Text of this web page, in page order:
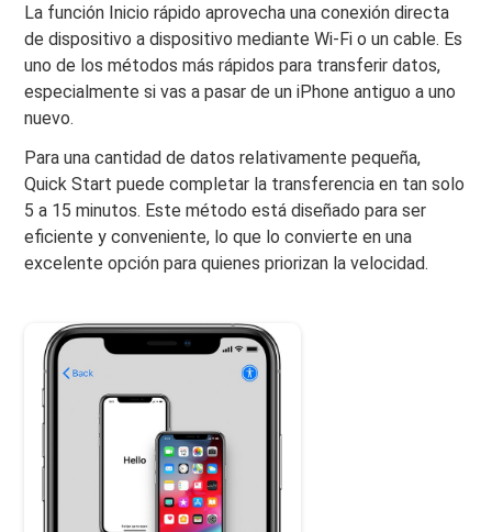
La función Inicio rápido aprovecha una conexión directa
de dispositivo a dispositivo mediante Wi-Fi o un cable. Es
uno de los métodos más rápidos para transferir datos,
especialmente si vas a pasar de un iPhone antiguo a uno
nuevo.
Para una cantidad de datos relativamente pequeña,
Quick Start puede completar la transferencia en tan solo
5 a 15 minutos. Este método está diseñado para ser
eficiente y conveniente, lo que lo convierte en una
excelente opción para quienes priorizan la velocidad.